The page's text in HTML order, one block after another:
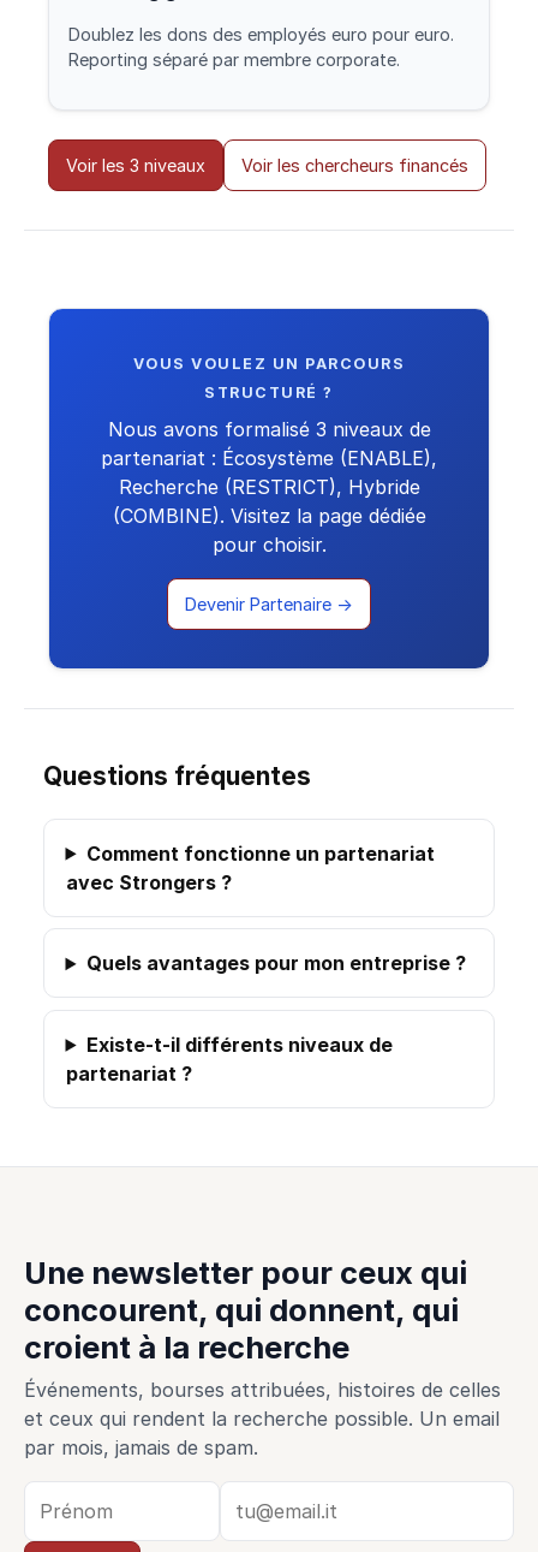
Doublez les dons des employés euro pour euro.
Reporting séparé par membre corporate.
Voir les 3 niveaux Voir les chercheurs financés
VOUS VOULEZ UN PARCOURS
STRUCTURÉ ?
Nous avons formalisé 3 niveaux de
partenariat : Écosystème (ENABLE),
Recherche (RESTRICT), Hybride
(COMBINE). Visitez la page dédiée
pour choisir.
Devenir Partenaire →
Questions fréquentes
Comment fonctionne un partenariat
avec Strongers ?
Quels avantages pour mon entreprise ?
Existe-t-il différents niveaux de
partenariat ?
Une newsletter pour ceux qui
concourent, qui donnent, qui
croient à la recherche
Événements, bourses attribuées, histoires de celles
et ceux qui rendent la recherche possible. Un email
par mois, jamais de spam.